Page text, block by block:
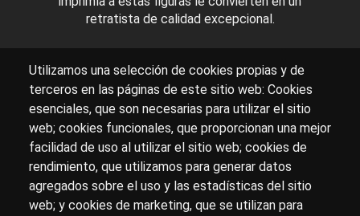
retratista de calidad excepcional.
Sobre artehistoria.com
Para ponerte en contacto con nosotros, escríbenos en
el formulario decontacto
Accesibilidad
Aviso Legal Privacidad
Utilizamos una selección de cookies propias y de
terceros en las páginas de este sitio web: Cookies
esenciales, que son necesarias para utilizar el sitio
web; cookies funcionales, que proporcionan una mejor
facilidad de uso al utilizar el sitio web; cookies de
rendimiento, que utilizamos para generar datos
agregados sobre el uso y las estadísticas del sitio
web; y cookies de marketing, que se utilizan para